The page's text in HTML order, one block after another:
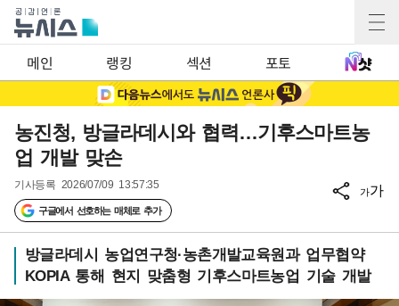
메인 랭킹 섹션 포토
농진청, 방글라데시와 협력…기후스마트농
업 개발 맞손
기사등록 2026/07/09 13:57:35
구글에서 선호하는 매체로 추가
가가
방글라데시 농업연구청·농촌개발교육원과 업무협약
KOPIA 통해 현지 맞춤형 기후스마트농업 기술 개발